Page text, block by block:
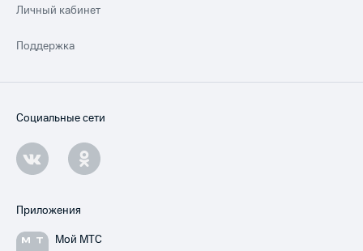
Личный кабинет
Поддержка
Социальные сети
Приложения
Мой МТС